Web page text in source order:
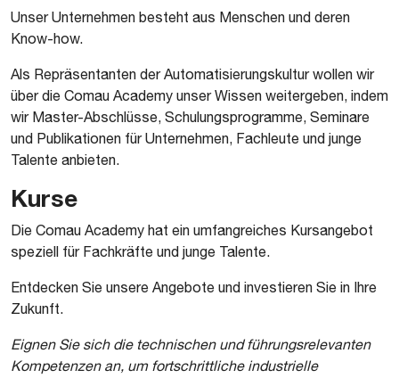
Unser Unternehmen besteht aus Menschen und deren
Know-how.
Als Repräsentanten der Automatisierungskultur wollen wir
über die Comau Academy unser Wissen weitergeben, indem
wir Master-Abschlüsse, Schulungsprogramme, Seminare
und Publikationen für Unternehmen, Fachleute und junge
Talente anbieten.
Kurse
Die Comau Academy hat ein umfangreiches Kursangebot
speziell für Fachkräfte und junge Talente.
Entdecken Sie unsere Angebote und investieren Sie in Ihre
Zukunft.
Eignen Sie sich die technischen und führungsrelevanten
Kompetenzen an, um fortschrittliche industrielle